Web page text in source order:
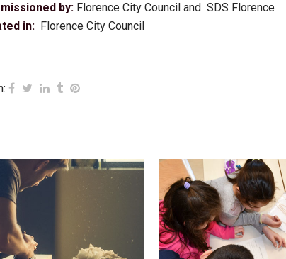
by: Florence City Council and SDS Florence
in: Florence City Council
VIEW